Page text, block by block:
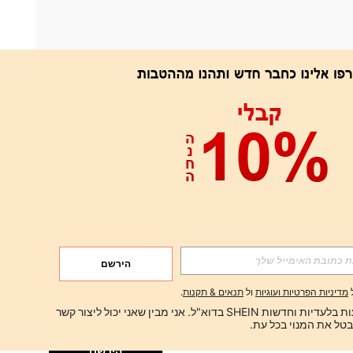
אפליקציה
הירשם
הירשם
הירשם
מדיניות הפרטיות ועוגיות ול תנאים & תקנות.
ברצוני לקבל הצעות בלעדיות וחדשות SHEIN בדוא"ל. אני מבין שאני יכול ליצור קשר